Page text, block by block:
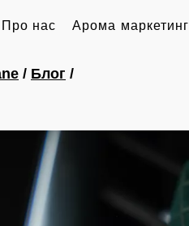
Про нас Арома маркетинг
/ Блог /